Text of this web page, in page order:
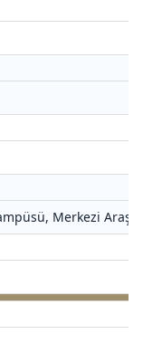
Merkezi